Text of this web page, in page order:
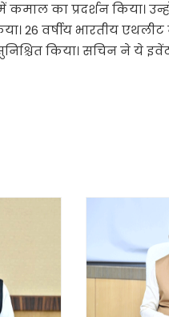
का प्रदर्शन किया।
26 वर्षीय भारतीय
किया। सचिन ने ये